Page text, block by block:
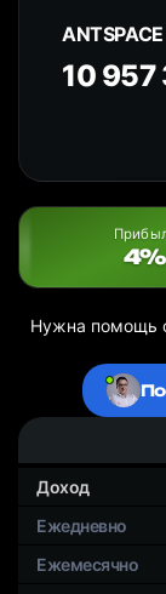
10 957
4%
Нужна помощь
Доход